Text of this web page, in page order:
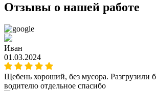
Отзывы о нашей работе
Иван
01.03.2024
Щебень хороший, без мусора. Разгрузили
водителю отдельное спасибо